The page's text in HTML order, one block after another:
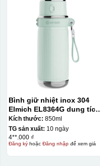
Bình giữ nhiệt inox 304
Elmich EL8364G dung tích
850ml
Kích thước: 850ml
TG sản xuất: 10 ngày
4**.000 ₫
Đăng kýhoặc Đăng nhậpđể xem giá